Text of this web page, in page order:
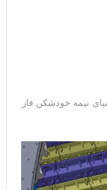
نیمه خودشکن فاز